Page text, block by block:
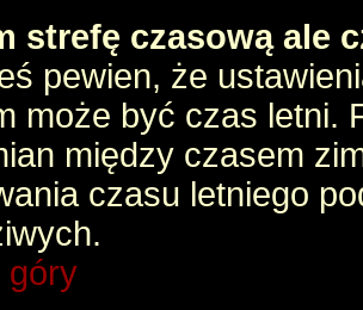
strefę czasową ale
pewien, że
może być czas letni.
między czasem
czasu letniego
góry